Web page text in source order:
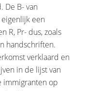
De B- van
een
R, Pr- dus, zoals
handschriften.
verklaard en
in de lijst van
immigranten op